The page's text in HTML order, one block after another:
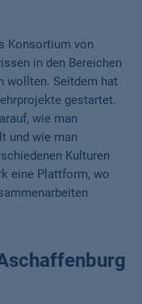
Konsortium von
in den Bereichen
wollten. Seitdem hat
gestartet.
wie man
und wie man
Kulturen
eine Plattform, wo